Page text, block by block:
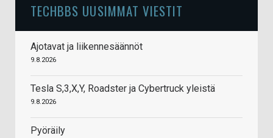
TECHBBS UUSIMMAT VIESTIT
Ajotavat ja liikennesäännöt
9.8.2026
Tesla S,3,X,Y, Roadster ja Cybertruck yleistä
9.8.2026
Pyöräily